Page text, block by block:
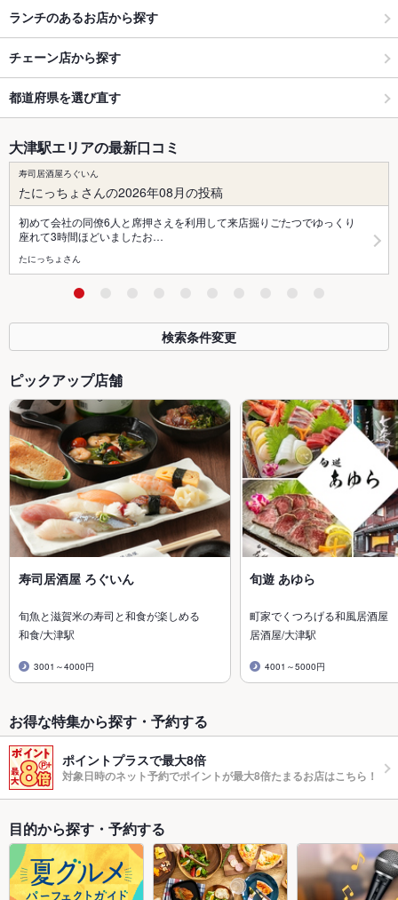
ランチのあるお店から探す
チェーン店から探す
都道府県を選び直す
大津駅エリアの最新口コミ
寿司居酒屋ろぐいん
たにっちょさんの2026年08月の投稿
初めて会社の同僚6人と席押さえを利用して来店掘りごたつでゆっくり
座れて3時間ほどいましたお…
たにっちょさん
検索条件変更
ピックアップ店舗
寿司居酒屋 ろぐいん
旬魚と滋賀米の寿司と和食が楽しめる
和食/大津駅
3001～4000円
旬遊 あゆら
町家でくつろげる和風居酒屋
居酒屋/大津駅
4001～5000円
お得な特集から探す・予約する
ポイントプラスで最大8倍
対象日時のネット予約でポイントが最大8倍たまるお店はこちら！
目的から探す・予約する